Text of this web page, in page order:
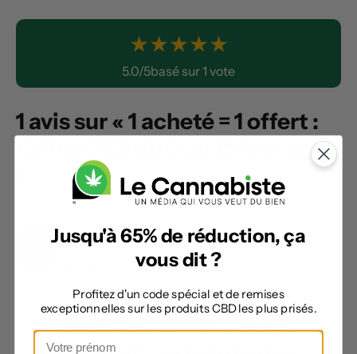
★★★★★
5.0/5basé sur 1 vote
1 avis sur « 1 acheté = 1 offert :
l’offre CBD du 9 au 15 février 🔥
Fabien CBDtech
Le 10 février 2026 à 10h59
Au-delà de l’aspect commercial, de telles
opérations posent la question de la gestion
Jusqu'à 65% de réduction, ça
vous dit ?
Profitez d'un code spécial et de remises
exceptionnelles sur les produits CBD les plus prisés.